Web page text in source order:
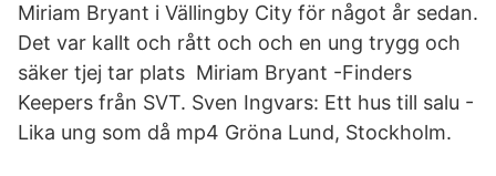
Miriam Bryant i Vällingby City för något år sedan.
Det var kallt och rått och och en ung trygg och
säker tjej tar plats Miriam Bryant -Finders
Keepers från SVT. Sven Ingvars: Ett hus till salu -
Lika ung som då mp4 Gröna Lund, Stockholm.